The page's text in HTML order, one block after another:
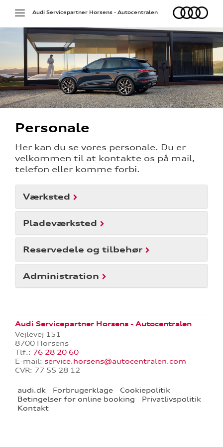
Toggle
navigation
Audi
Audi Servicepartner Horsens - Autocentralen
Personale
Her kan du se vores personale. Du er
velkommen til at kontakte os på mail,
telefon eller komme forbi.
Værksted
Pladeværksted
Reservedele og tilbehør
Administration
Audi Servicepartner Horsens - Autocentralen
Vejlevej 151
8700 Horsens
Tlf.: 76 28 20 60
E-mail: service.horsens@autocentralen.com
CVR: 77 55 28 12
audi.dk Forbrugerklage
Cookiepolitik
Betingelser for online booking
Privatlivspolitik
Kontakt